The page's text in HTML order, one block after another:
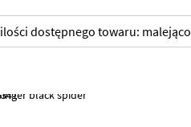
ilości dostępnego towaru: malejąco